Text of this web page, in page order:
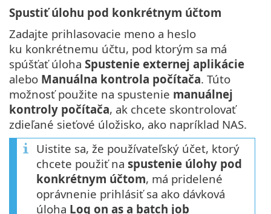
Spustiť úlohu pod konkrétnym účtom
Zadajte prihlasovacie meno a heslo
ku konkrétnemu účtu, pod ktorým sa má
spúšťať úloha Spustenie externej aplikácie
alebo Manuálna kontrola počítača. Túto
možnosť použite na spustenie manuálnej
kontroly počítača, ak chcete skontrolovať
zdieľané sieťové úložisko, ako napríklad NAS.
Uistite sa, že používateľský účet, ktorý
chcete použiť na spustenie úlohy pod
konkrétnym účtom, má pridelené
oprávnenie prihlásiť sa ako dávková
úloha Log on as a batch job